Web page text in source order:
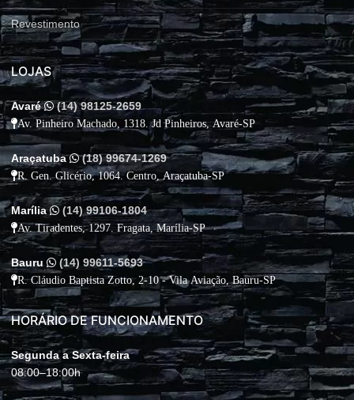
Revestimento
LOJAS
Avaré (14) 98125-2659
Av. Pinheiro Machado, 1318. Jd Pinheiros, Avaré-SP
Araçatuba (18) 99674-1269
R. Gen. Glicério, 1064. Centro, Araçatuba-SP
Marília (14) 99106-1804
Av. Tiradentes, 1297. Fragata, Marília-SP
Bauru (14) 99611-5693
R. Cláudio Baptista Zotto, 2-10 - Vila Aviação, Bauru-SP
HORÁRIO DE FUNCIONAMENTO
Segunda a Sexta-feira
08:00–18:00h